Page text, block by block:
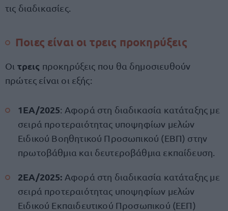
τις διαδικασίες.
Ποιες είναι οι τρεις προκηρύξεις
Οι τρεις προκηρύξεις που θα δημοσιευθούν
πρώτες είναι οι εξής:
1ΕΑ/2025: Αφορά στη διαδικασία κατάταξης με
σειρά προτεραιότητας υποψηφίων μελών
Ειδικού Βοηθητικού Προσωπικού (ΕΒΠ) στην
πρωτοβάθμια και δευτεροβάθμια εκπαίδευση.
2ΕΑ/2025: Αφορά στη διαδικασία κατάταξης με
σειρά προτεραιότητας υποψηφίων μελών
Ειδικού Εκπαιδευτικού Προσωπικού (ΕΕΠ)